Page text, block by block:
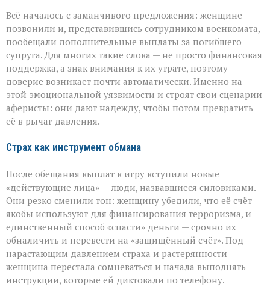
Всё началось с заманчивого предложения: женщине
позвонили и, представившись сотрудником военкомата,
пообещали дополнительные выплаты за погибшего
супруга. Для многих такие слова — не просто финансовая
поддержка, а знак внимания к их утрате, поэтому
доверие возникает почти автоматически. Именно на
этой эмоциональной уязвимости и строят свои сценарии
аферисты: они дают надежду, чтобы потом превратить
её в рычаг давления.
Страх как инструмент обмана
После обещания выплат в игру вступили новые
«действующие лица» — люди, назвавшиеся силовиками.
Они резко сменили тон: женщину убедили, что её счёт
якобы используют для финансирования терроризма, и
единственный способ «спасти» деньги — срочно их
обналичить и перевести на «защищённый счёт». Под
нарастающим давлением страха и растерянности
женщина перестала сомневаться и начала выполнять
инструкции, которые ей диктовали по телефону.